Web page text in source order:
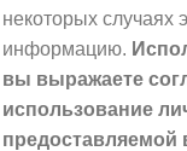
некоторых случаях
информацию.
вы выражаете
использование